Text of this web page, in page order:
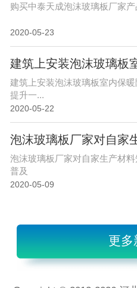
购买中泰天成泡沫玻璃板厂家
2020-05-23
建筑上安装泡沫玻璃板室内保暖
提升一...
2020-05-22
泡沫玻璃板厂家对自家生产材料
普及
2020-05-09
更多